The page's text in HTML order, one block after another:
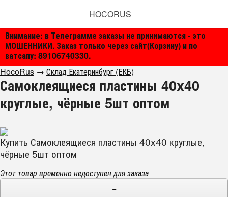
Внимание: в Телеграмме заказы не принимаются - это
МОШЕННИКИ. Заказ только через сайт(Корзину) и по
ватсапу: 89106740330.
HOCORUS
HocoRus → Склад Екатеринбург (ЕКБ)
Самоклеящиеся пластины 40x40
круглые, чёрные 5шт оптом
Купить Самоклеящиеся пластины 40x40 круглые,
чёрные 5шт оптом
Этот товар временно недоступен для заказа
−